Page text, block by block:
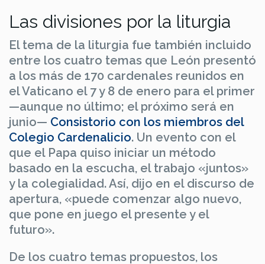
Las divisiones por la liturgia
El tema de la liturgia fue también incluido
entre los cuatro temas que León presentó
a los más de 170 cardenales reunidos en
el Vaticano el 7 y 8 de enero para el primer
—aunque no último; el próximo será en
junio— Consistorio con los miembros del
Colegio Cardenalicio. Un evento con el
que el Papa quiso iniciar un método
basado en la escucha, el trabajo «juntos»
y la colegialidad. Así, dijo en el discurso de
apertura, «puede comenzar algo nuevo,
que pone en juego el presente y el
futuro».
De los cuatro temas propuestos, los